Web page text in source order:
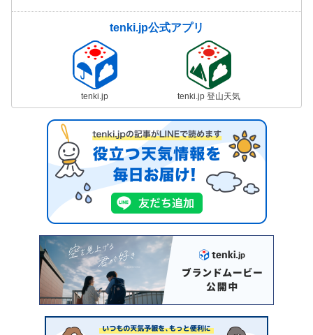
tenki.jp公式アプリ
tenki.jp tenki.jp 登山天気